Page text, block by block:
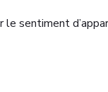
sentiment